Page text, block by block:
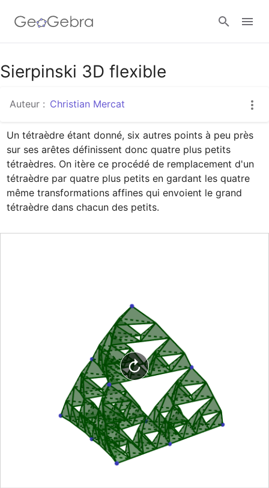
Google Classroom
Classe GeoGebra
Se connecter
Sierpinski 3D flexible
Auteur : Christian Mercat
Un tétraèdre étant donné, six autres points à peu près
sur ses arêtes définissent donc quatre plus petits
tétraèdres. On itère ce procédé de remplacement d'un
tétraèdre par quatre plus petits en gardant les quatre
même transformations affines qui envoient le grand
tétraèdre dans chacun des petits.